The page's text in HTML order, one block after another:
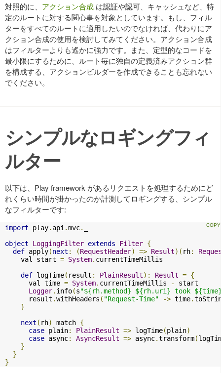
対照的に、 アクション合成 は認証や認可、キャッシュなど、特
定のルートに対する関心事を対象としています。もし、フィル
ターをすべてのルートに適用したいのでなければ、代わりにア
クション合成の使用を検討してみてください。アクション合成
はフィルターよりも遙かに強力です。また、定型的なコードを
最小限にするために、ルート毎に独自の定義済みアクション群
を構成する、アクションビルダーを作成できることも忘れない
でください。
シンプルなロギングフィ
ルター
以下は、Play framework があるリクエストを処理するためにど
れくらい時間が掛かったのか計測してロギングする、シンプル
なフィルターです:
import play. api .mvc.
object
LoggingFilter extends Filter {
def apply(next : (RequestHeader) => Result)( rh:
    val start
= System. currentTimeMillis
def logTime( result : PlainResult): Result = {
      val time
= System. currentTimeMillis -
start
Logger. info(s"${rh.method} ${rh.uri} took
      result
.withHeaders ( "Request-Time" -> time.
}
next ( rh) match {
case plain: PlainResult => logTime(plain)
case async: AsyncResult => async.transform(
}
}
}